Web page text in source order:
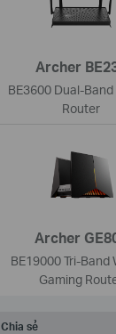
Archer
BE3600 Dual-Band
Router
Archer
BE19000 Tri-Band
Gaming
Chia sẻ